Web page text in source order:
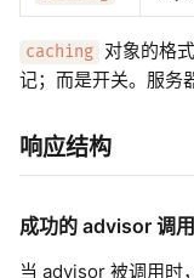
caching 对象的格
记；而是开关。服务
响应结构
成功的 advisor 调用
当 advisor 被调用时